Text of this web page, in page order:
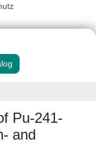
Pu-241-
and